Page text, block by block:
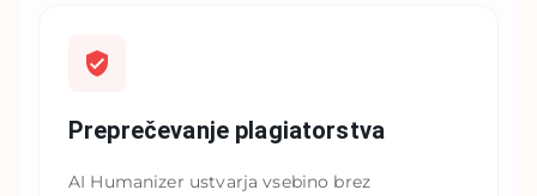
Preprečevanje plagiatorstva
AI Humanizer ustvarja vsebino brez